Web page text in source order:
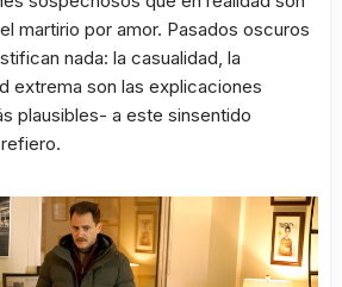
martirio por amor. Pasados oscuros
nada: la casualidad, la
extrema son las explicaciones
plausibles- a este sinsentido